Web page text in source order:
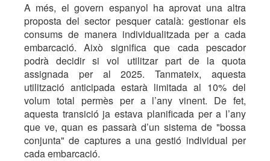
A més, el govern espanyol ha aprovat una altra
proposta del sector pesquer català: gestionar els
consums de manera individualitzada per a cada
embarcació. Això significa que cada pescador
podrà decidir si vol utilitzar part de la quota
assignada per al 2025. Tanmateix, aquesta
utilització anticipada estarà limitada al 10% del
volum total permès per a l’any vinent. De fet,
aquesta transició ja estava planificada per a l’any
que ve, quan es passarà d’un sistema de "bossa
conjunta" de captures a una gestió individual per
cada embarcació.